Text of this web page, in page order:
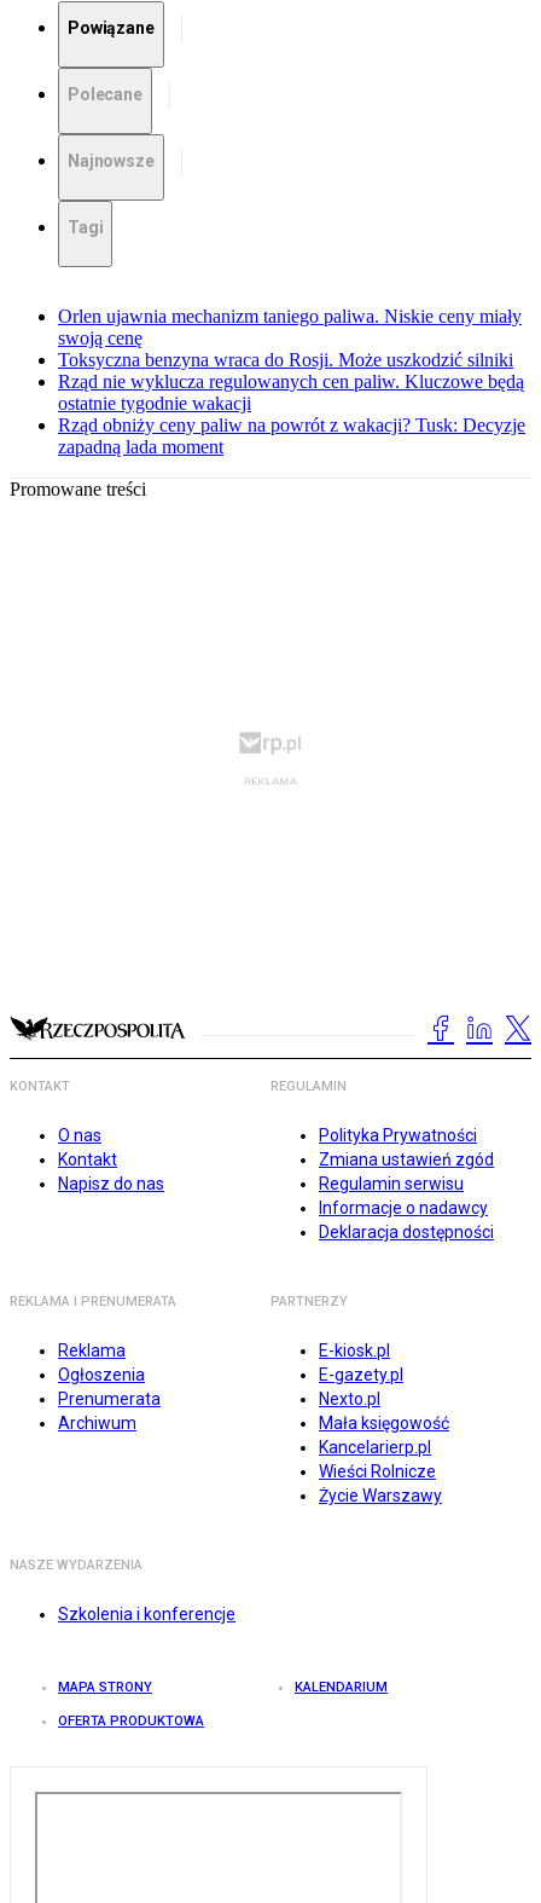
Powiązane
Polecane
Najnowsze
Tagi
Orlen ujawnia mechanizm taniego paliwa. Niskie ceny miały
swoją cenę
Toksyczna benzyna wraca do Rosji. Może uszkodzić silniki
Rząd nie wyklucza regulowanych cen paliw. Kluczowe będą
ostatnie tygodnie wakacji
Rząd obniży ceny paliw na powrót z wakacji? Tusk: Decyzje
zapadną lada moment
Promowane treści
KONTAKT
O nas
Kontakt
Napisz do nas
REGULAMIN
Polityka Prywatności
Zmiana ustawień zgód
Regulamin serwisu
Informacje o nadawcy
Deklaracja dostępności
REKLAMA I PRENUMERATA
Reklama
Ogłoszenia
Prenumerata
Archiwum
PARTNERZY
E-kiosk.pl
E-gazety.pl
Nexto.pl
Mała księgowość
Kancelarierp.pl
Wieści Rolnicze
Życie Warszawy
NASZE WYDARZENIA
Szkolenia i konferencje
MAPA STRONY KALENDARIUM
OFERTA PRODUKTOWA